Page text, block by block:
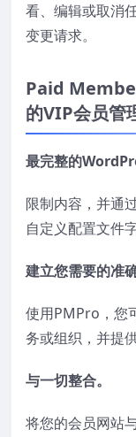
看、编辑或取消
变更请求。
Paid
的VIP会员管
最完整的
限制内容，并通
自定义配置文件
建立您需要的准
使用PMPro，您
务或组织，并提
与一切整合。
将您的会员网站